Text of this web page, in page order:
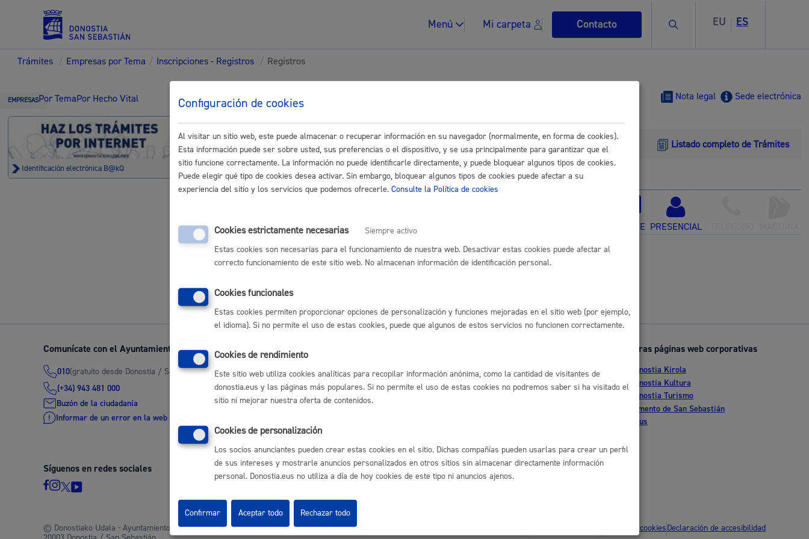
Menú Mi carpeta Contacto Buscar EU ES
Servicios
Padrón y asuntos personales Impuestos y multas
Seguridad ciudadana y emergencias
Salud Pública, animales y consumo
Trámites / Empresas por Tema / Inscripciones - Registros / Registros
EMPRESASPor TemaPor Hecho Vital
Identificación electrónica B@kQ
Trámites para Empresas Sede electrónica
Nota legal
Buscar Listado completo de Trámites
Registros
ONLINE PRESENCIAL
Comunícate con el Ayuntamiento de Donostia / San Sebastián
010(gratuito desde Donostia / San Sebastián)
(+34) 943 481 000
Buzón de la ciudadanía
Informar de un error en la web
Ofertas de empleo
Perfil del contratante
Otras páginas web corporativas
Donostia Kirola
Donostia Kultura
Donostia Turismo
Fomento de San Sebastián
Dbus
Síguenos en redes sociales
© Donostiako Udala - Ayuntamiento de Donostia / San Sebastián Ijentea 1,
Política de cookiesDeclaración de accesibilidad
Configuración de cookies
Al visitar un sitio web, este puede almacenar o recuperar información en su navegador (normalmente, en forma de cookies).
Esta información puede ser sobre usted, sus preferencias o el dispositivo, y se usa principalmente para garantizar que el
sitio funcione correctamente. La información no puede identificarle directamente, y puede bloquear algunos tipos de cookies.
Puede elegir qué tipo de cookies desea activar. Sin embargo, bloquear algunos tipos de cookies puede afectar a su
experiencia del sitio y los servicios que podemos ofrecerle. Consulte la Política de cookies
Cookies estrictamente necesarias
Siempre activo
Estas cookies son necesarias para el funcionamiento de nuestra web. Desactivar estas cookies puede afectar al
correcto funcionamiento de este sitio web. No almacenan información de identificación personal.
Cookies funcionales
Estas cookies permiten proporcionar opciones de personalización y funciones mejoradas en el sitio web (por ejemplo,
el idioma). Si no permite el uso de estas cookies, puede que algunos de estos servicios no funcionen correctamente.
Cookies de rendimiento
Este sitio web utiliza cookies analíticas para recopilar información anónima, como la cantidad de visitantes de
donostia.eus y las páginas más populares. Si no permite el uso de estas cookies no podremos saber si ha visitado el
sitio ni mejorar nuestra oferta de contenidos.
Cookies de personalización
Los socios anunciantes pueden crear estas cookies en el sitio. Dichas compañías pueden usarlas para crear un perfil
de sus intereses y mostrarle anuncios personalizados en otros sitios sin almacenar directamente información
personal. Donostia.eus no utiliza a día de hoy cookies de este tipo ni anuncios ajenos.
Rechazar todo
Confirmar Aceptar todo